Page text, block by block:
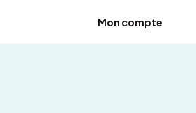
Mon compte